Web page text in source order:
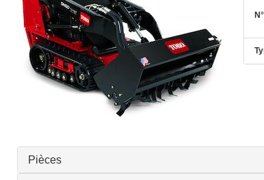
Pièces